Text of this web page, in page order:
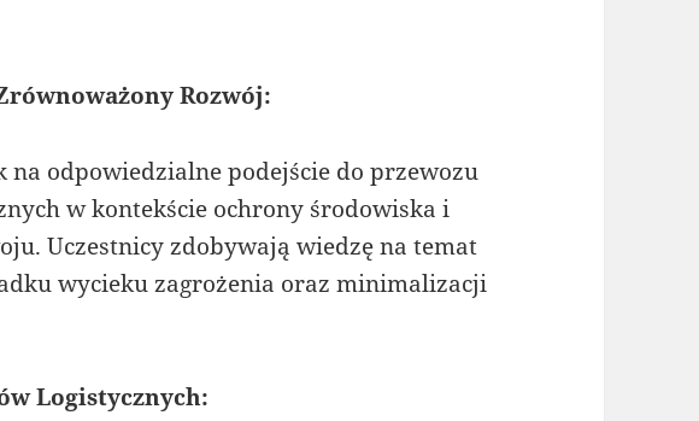
Rozwój:
na odpowiedzialne podejście do przewozu
w kontekście ochrony środowiska i
Uczestnicy zdobywają wiedzę na temat
wycieku zagrożenia oraz minimalizacji
Logistycznych: